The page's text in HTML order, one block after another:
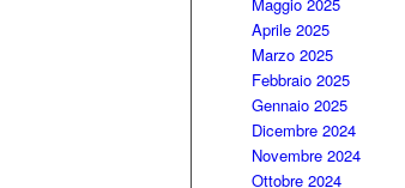
Aprile 2025
Marzo 2025
Febbraio 2025
Gennaio 2025
Dicembre 2024
Novembre 2024
Ottobre 2024